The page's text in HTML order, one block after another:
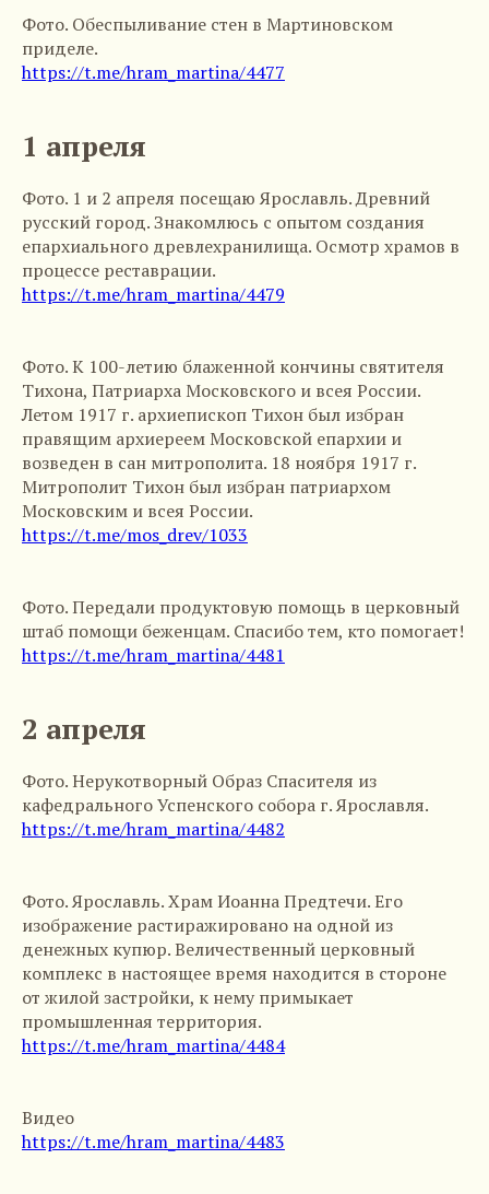
Фото. Обеспыливание стен в Мартиновском
приделе.
https://t.me/hram_martina/4477
1 апреля
Фото. 1 и 2 апреля посещаю Ярославль. Древний
русский город. Знакомлюсь с опытом создания
епархиального древлехранилища. Осмотр храмов в
процессе реставрации.
https://t.me/hram_martina/4479
Фото. К 100-летию блаженной кончины святителя
Тихона, Патриарха Московского и всея России.
Летом 1917 г. архиепископ Тихон был избран
правящим архиереем Московской епархии и
возведен в сан митрополита. 18 ноября 1917 г.
Митрополит Тихон был избран патриархом
Московским и всея России.
https://t.me/mos_drev/1033
Фото. Передали продуктовую помощь в церковный
штаб помощи беженцам. Спасибо тем, кто помогает!
https://t.me/hram_martina/4481
2 апреля
Фото. Нерукотворный Образ Спасителя из
кафедрального Успенского собора г. Ярославля.
https://t.me/hram_martina/4482
Фото. Ярославль. Храм Иоанна Предтечи. Его
изображение растиражировано на одной из
денежных купюр. Величественный церковный
комплекс в настоящее время находится в стороне
от жилой застройки, к нему примыкает
промышленная территория.
https://t.me/hram_martina/4484
Видео
https://t.me/hram_martina/4483